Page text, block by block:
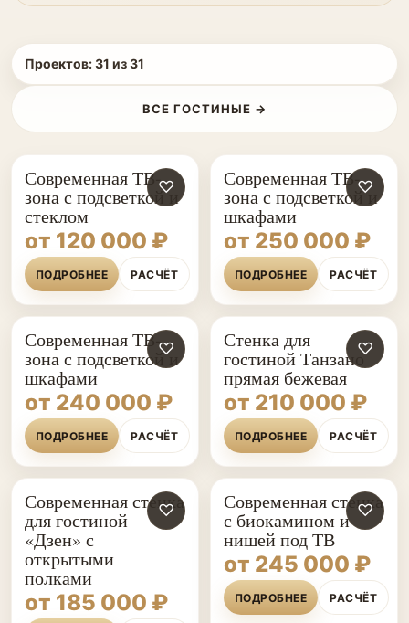
Проектов:31 из31
ВСЕ ГОСТИНЫЕ →
♡
Современная ТВ-
зона с подсветкой и
стеклом
от 120 000 ₽
ПОДРОБНЕЕ РАСЧЁТ
♡
Современная ТВ-
зона с подсветкой и
шкафами
от 250 000 ₽
ПОДРОБНЕЕ РАСЧЁТ
♡
Современная ТВ-
зона с подсветкой и
шкафами
от 240 000 ₽
ПОДРОБНЕЕ РАСЧЁТ
♡
Стенка для
гостиной Танзано
прямая бежевая
от 210 000 ₽
ПОДРОБНЕЕ РАСЧЁТ
♡
Современная стенка
для гостиной
«Дзен» с
открытыми
полками
от 185 000 ₽
♡
Современная стенка
с биокамином и
нишей под ТВ
от 245 000 ₽
ПОДРОБНЕЕ РАСЧЁТ